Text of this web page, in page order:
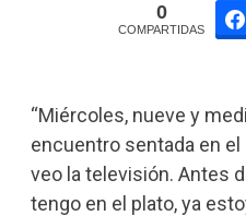
0
COMPARTIDAS
“Miércoles, nueve y
encuentro sentada en
veo la televisión. Antes
tengo en el plato, ya